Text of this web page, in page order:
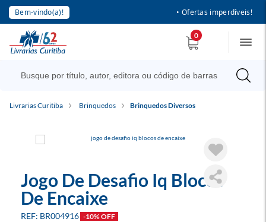
Bem-vindo(a)! • Ofertas imperdíveis!
0
Livrarias Curitiba Brinquedos Brinquedos Diversos
Jogo De Desafio Iq Blocos
De Encaixe
BR004916 -10% OFF